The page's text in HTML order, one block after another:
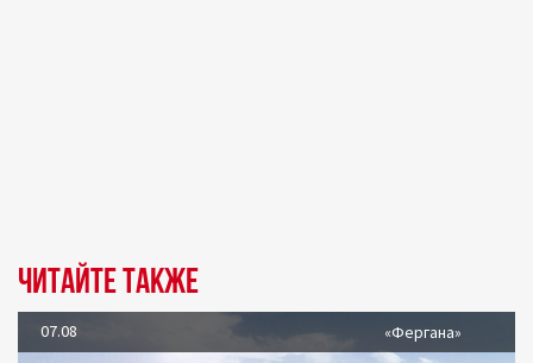
Читайте также
07.08 «Фергана»